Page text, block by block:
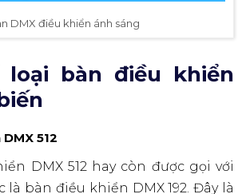
DMX điều khiển ánh sáng
bàn điều khiển
512
DMX 512 hay còn được gọi với
là bàn điều khiển DMX 192. Đây là